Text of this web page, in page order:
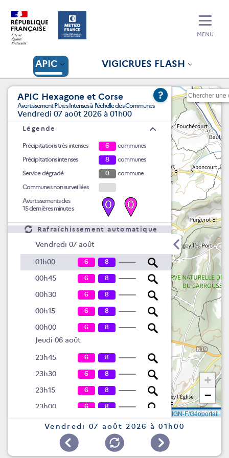
APIC VIGICRUES FLASH
MENU
APIC Hexagone et Corse
Avertissement Pluies Intenses à l'échelle des Communes
Vendredi 07 août 2026 à 01h00
?
Légende
Précipitations très intenses 6
communes
Précipitations intenses
8
communes
Service dégradé
0
commune
Communes non surveillées
Avertissements des
15 dernières minutes
0 0
Rafraîchissement automatique
Vendredi 07 août
01h00 6 8
00h45 6 8
00h30 6 8
00h15 6 8
00h00 6 8
Jeudi 06 août
23h45 6 8
23h30 6 8
23h15 6 8
23h00 6 8
22h45
8
22h15 6 8
+
−
IGN-F/Géoportail
Vendredi 07 août 2026 à 01h00